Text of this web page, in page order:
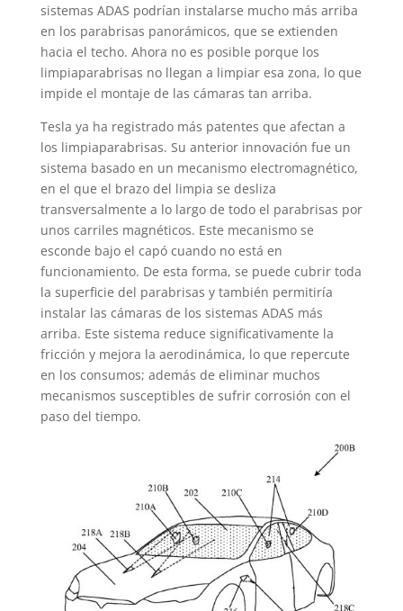
sistemas ADAS podrían instalarse mucho más arriba
en los parabrisas panorámicos, que se extienden
hacia el techo. Ahora no es posible porque los
limpiaparabrisas no llegan a limpiar esa zona, lo que
impide el montaje de las cámaras tan arriba.
Tesla ya ha registrado más patentes que afectan a
los limpiaparabrisas. Su anterior innovación fue un
sistema basado en un mecanismo electromagnético,
en el que el brazo del limpia se desliza
transversalmente a lo largo de todo el parabrisas por
unos carriles magnéticos. Este mecanismo se
esconde bajo el capó cuando no está en
funcionamiento. De esta forma, se puede cubrir toda
la superficie del parabrisas y también permitiría
instalar las cámaras de los sistemas ADAS más
arriba. Este sistema reduce significativamente la
fricción y mejora la aerodinámica, lo que repercute
en los consumos; además de eliminar muchos
mecanismos susceptibles de sufrir corrosión con el
paso del tiempo.